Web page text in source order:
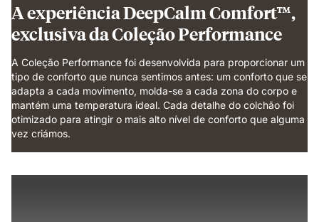
A experiência DeepCalm Comfort™,
exclusiva da Coleção Performance
A Coleção Performance foi desenvolvida para proporcionar um
tipo de conforto que nunca sentimos antes: um conforto que se
adapta a cada movimento, molda-se a cada zona do corpo e
mantém uma temperatura ideal. Cada detalhe do colchão foi
otimizado para atingir o mais alto nível de conforto que alguma
vez criámos.